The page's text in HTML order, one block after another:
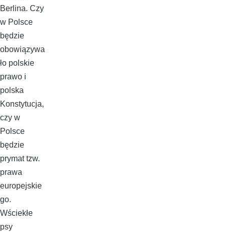
Berlina. Czy
w Polsce
będzie
obowiązywa
ło polskie
prawo i
polska
Konstytucja,
czy w
Polsce
będzie
prymat tzw.
prawa
europejskie
go.
Wściekłe
psy